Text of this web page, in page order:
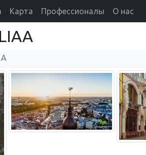
Карта Профессионалы О нас